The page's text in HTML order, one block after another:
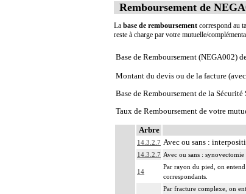
Remboursement de
La base de remboursement correspond au
reste à charge par votre mutuelle/
Base de Remboursement (NEGA002)
Montant du devis ou de la facture
Base de Remboursement de la
Taux de Remboursement de votre
Arbre
14.3.2.7 Avec ou sans :
14.3.2.7 Avec ou sans :
14
Par rayon du pied, on
correspondants.
Par fracture complexe, on